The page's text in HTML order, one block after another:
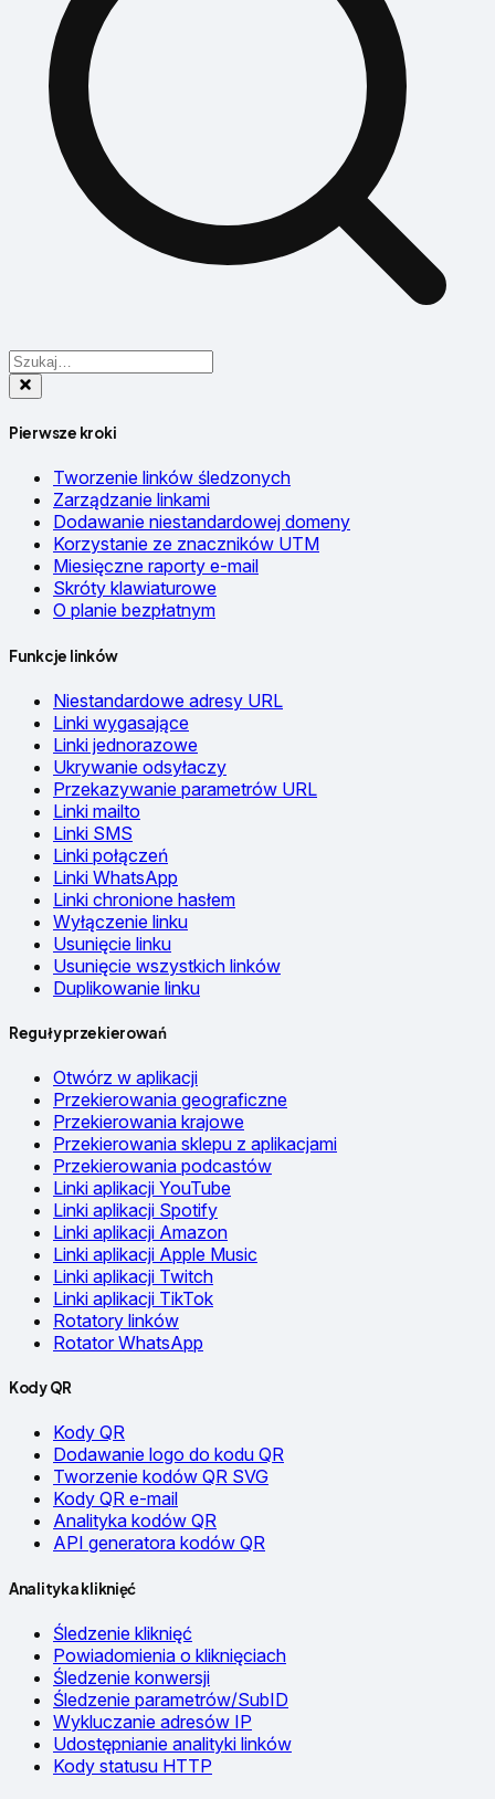
Pierwsze kroki
Tworzenie linków śledzonych
Zarządzanie linkami
Dodawanie niestandardowej domeny
Korzystanie ze znaczników UTM
Miesięczne raporty e-mail
Skróty klawiaturowe
O planie bezpłatnym
Funkcje linków
Niestandardowe adresy URL
Linki wygasające
Linki jednorazowe
Ukrywanie odsyłaczy
Przekazywanie parametrów URL
Linki mailto
Linki SMS
Linki połączeń
Linki WhatsApp
Linki chronione hasłem
Wyłączenie linku
Usunięcie linku
Usunięcie wszystkich linków
Duplikowanie linku
Reguły przekierowań
Otwórz w aplikacji
Przekierowania geograficzne
Przekierowania krajowe
Przekierowania sklepu z aplikacjami
Przekierowania podcastów
Linki aplikacji YouTube
Linki aplikacji Spotify
Linki aplikacji Amazon
Linki aplikacji Apple Music
Linki aplikacji Twitch
Linki aplikacji TikTok
Rotatory linków
Rotator WhatsApp
Kody QR
Kody QR
Dodawanie logo do kodu QR
Tworzenie kodów QR SVG
Kody QR e-mail
Analityka kodów QR
API generatora kodów QR
Analityka kliknięć
Śledzenie kliknięć
Powiadomienia o kliknięciach
Śledzenie konwersji
Śledzenie parametrów/SubID
Wykluczanie adresów IP
Udostępnianie analityki linków
Kody statusu HTTP